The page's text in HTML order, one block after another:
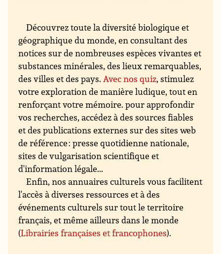
Découvrez toute la diversité biologique et
géographique du monde, en consultant des
notices sur de nombreuses espèces vivantes et
substances minérales, des lieux remarquables,
des villes et des pays. Avec nos quiz, stimulez
votre exploration de manière ludique, tout en
renforçant votre mémoire. pour approfondir
vos recherches, accédez à des sources fiables
et des publications externes sur des sites web
de référence : presse quotidienne nationale,
sites de vulgarisation scientifique et
d'information légale...
Enfin, nos annuaires culturels vous facilitent
l'accès à diverses ressources et à des
événements culturels sur tout le territoire
français, et même ailleurs dans le monde
(Librairies françaises et francophones).